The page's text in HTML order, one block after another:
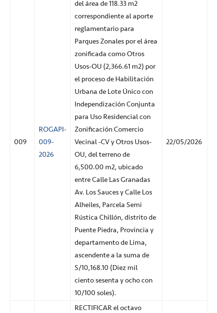
009
ROGAPI-
009-
2026
del área de 118.33 m2
correspondiente al aporte
reglamentario para
Parques Zonales por el área
zonificada como Otros
Usos-OU (2,366.61 m2) por
el proceso de Habilitación
Urbana de Lote Único con
Independización Conjunta
para Uso Residencial con
Zonificación Comercio
Vecinal -CV y Otros Usos-
OU, del terreno de
6,500.00 m2, ubicado
entre Calle Las Granadas
Av. Los Sauces y Calle Los
Alheiles, Parcela Semi
Rústica Chillón, distrito de
Puente Piedra, Provincia y
departamento de Lima,
ascendente a la suma de
S/10,168.10 (Diez mil
ciento sesenta y ocho con
10/100 soles).
22/05/2026
RECTIFICAR el octavo